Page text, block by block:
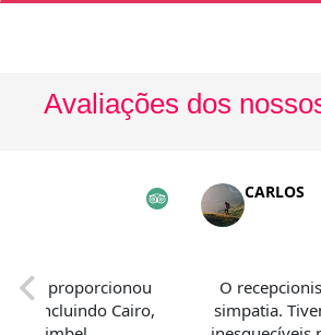
Avaliações dos
os proporcionou
incluindo Cairo,
CARLOS
O
simpatia.